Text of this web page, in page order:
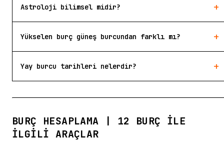
Astroloji bilimsel midir? +
Yükselen burç güneş burcundan farklı mı? +
Yay burcu tarihleri nelerdir? +
BURÇ HESAPLAMA | 12 BURÇ ILE
İLGILI ARAÇLAR